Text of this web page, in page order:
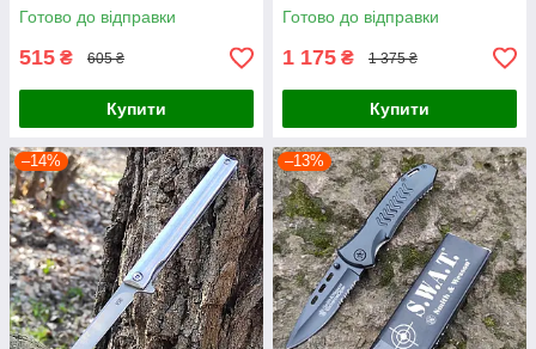
Готово до відправки
515 ₴ 605 ₴
Купити
Готово до відправки
1 175 ₴ 1 375 ₴
Купити
–14% –13%